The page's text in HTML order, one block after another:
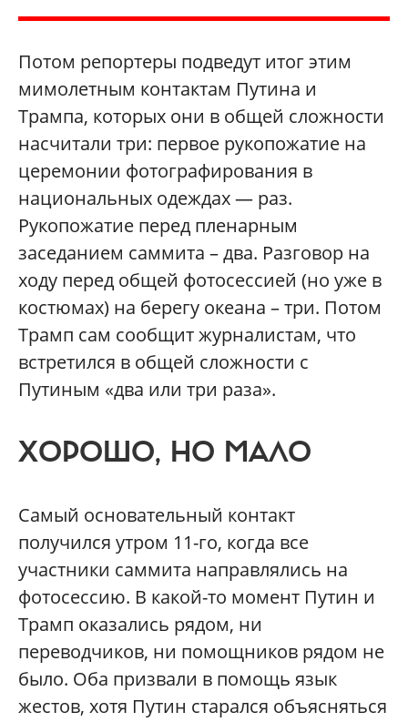
Потом репортеры подведут итог этим
мимолетным контактам Путина и
Трампа, которых они в общей сложности
насчитали три: первое рукопожатие на
церемонии фотографирования в
национальных одеждах — раз.
Рукопожатие перед пленарным
заседанием саммита – два. Разговор на
ходу перед общей фотосессией (но уже в
костюмах) на берегу океана – три. Потом
Трамп сам сообщит журналистам, что
встретился в общей сложности с
Путиным «два или три раза».
ХОРОШО, НО МАЛО
Самый основательный контакт
получился утром 11-го, когда все
участники саммита направлялись на
фотосессию. В какой-то момент Путин и
Трамп оказались рядом, ни
переводчиков, ни помощников рядом не
было. Оба призвали в помощь язык
жестов, хотя Путин старался объясняться